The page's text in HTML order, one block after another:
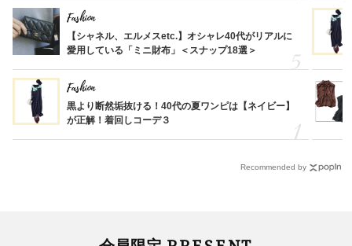
Fashion
【シャネル、エルメスetc.】オシャレ40代がリアルに
愛用している「ミニ財布」＜スナップ18選＞
Fashion
黒より断然垢抜ける！40代の夏ワンピは【ネイビー】
が正解！着回しコーデ３
Recommended by